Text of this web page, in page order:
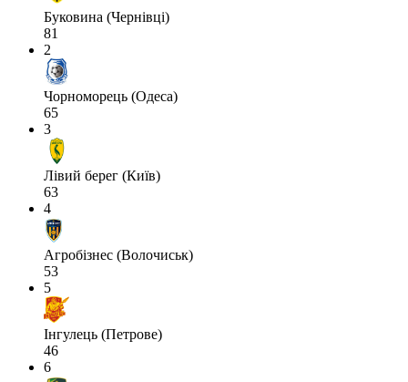
Буковина (Чернівці)
81
2
Чорноморець (Одеса)
65
3
Лівий берег (Київ)
63
4
Агробізнес (Волочиськ)
53
5
Інгулець (Петрове)
46
6